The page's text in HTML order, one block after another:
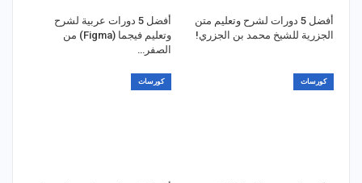
أفضل 5 دورات لشرح وتعليم متن
الجزرية للشيخ محمد بن الجزري!
أفضل 5 دورات عربية لشرح
وتعليم فيجما (Figma) من
الصفر…
كورسات كورسات